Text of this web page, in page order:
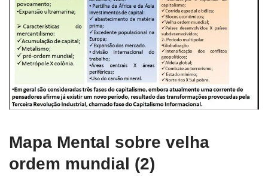
Mapa Mental sobre velha
ordem mundial (2)